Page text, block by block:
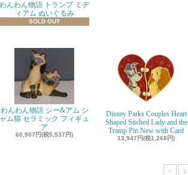
わんわん物語 トランプ ミデ
ィアム ぬいぐるみ
SOLD OUT
わんわん物語 シー&アム シ
ャム猫 セラミック フィギュ
ア
60,907円(税5,537円)
Disney Parks Couples Heart
Shaped Stiched Lady and the
Tramp Pin New with Card
13,947円(税1,268円)
< 1